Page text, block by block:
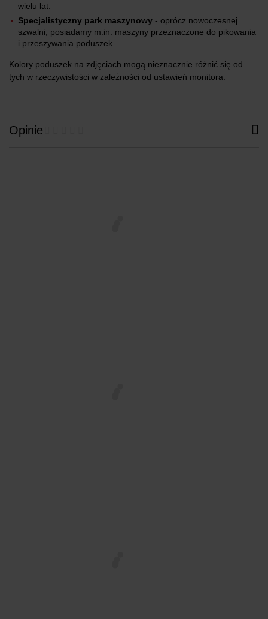
wielu lat.
Specjalistyczny park maszynowy - oprócz nowoczesnej
szwalni, posiadamy m.in. maszyny przeznaczone do pikowania
i przeszywania poduszek.
Kolory poduszek na zdjęciach mogą nieznacznie różnić się od
tych w rzeczywistości w zależności od ustawień monitora.
Opinie